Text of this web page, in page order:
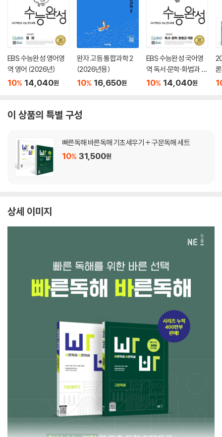
EBS 수능완성 영어영
역 영어 (2026년)
10% 14,040원
완자 고등 통합과학 2
(2026년용)
10% 16,650원
EBS 수능완성 국어영
역 독서·문학·화법과 작
문 (2026년)
10% 14,040원
(
이 상품의 특별 구성
빠른독해 바른독해 기초세우기 + 구문독해 세트
10% 31,500원
상세 이미지